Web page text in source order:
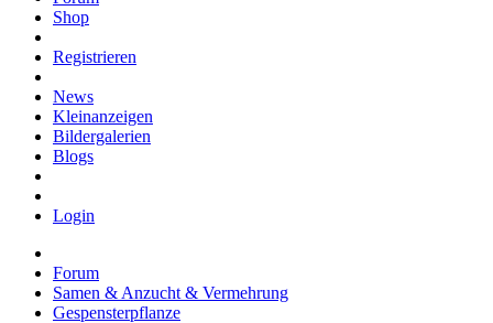
Shop
Registrieren
News
Kleinanzeigen
Bildergalerien
Blogs
Login
Forum
Samen & Anzucht & Vermehrung
Gespensterpflanze